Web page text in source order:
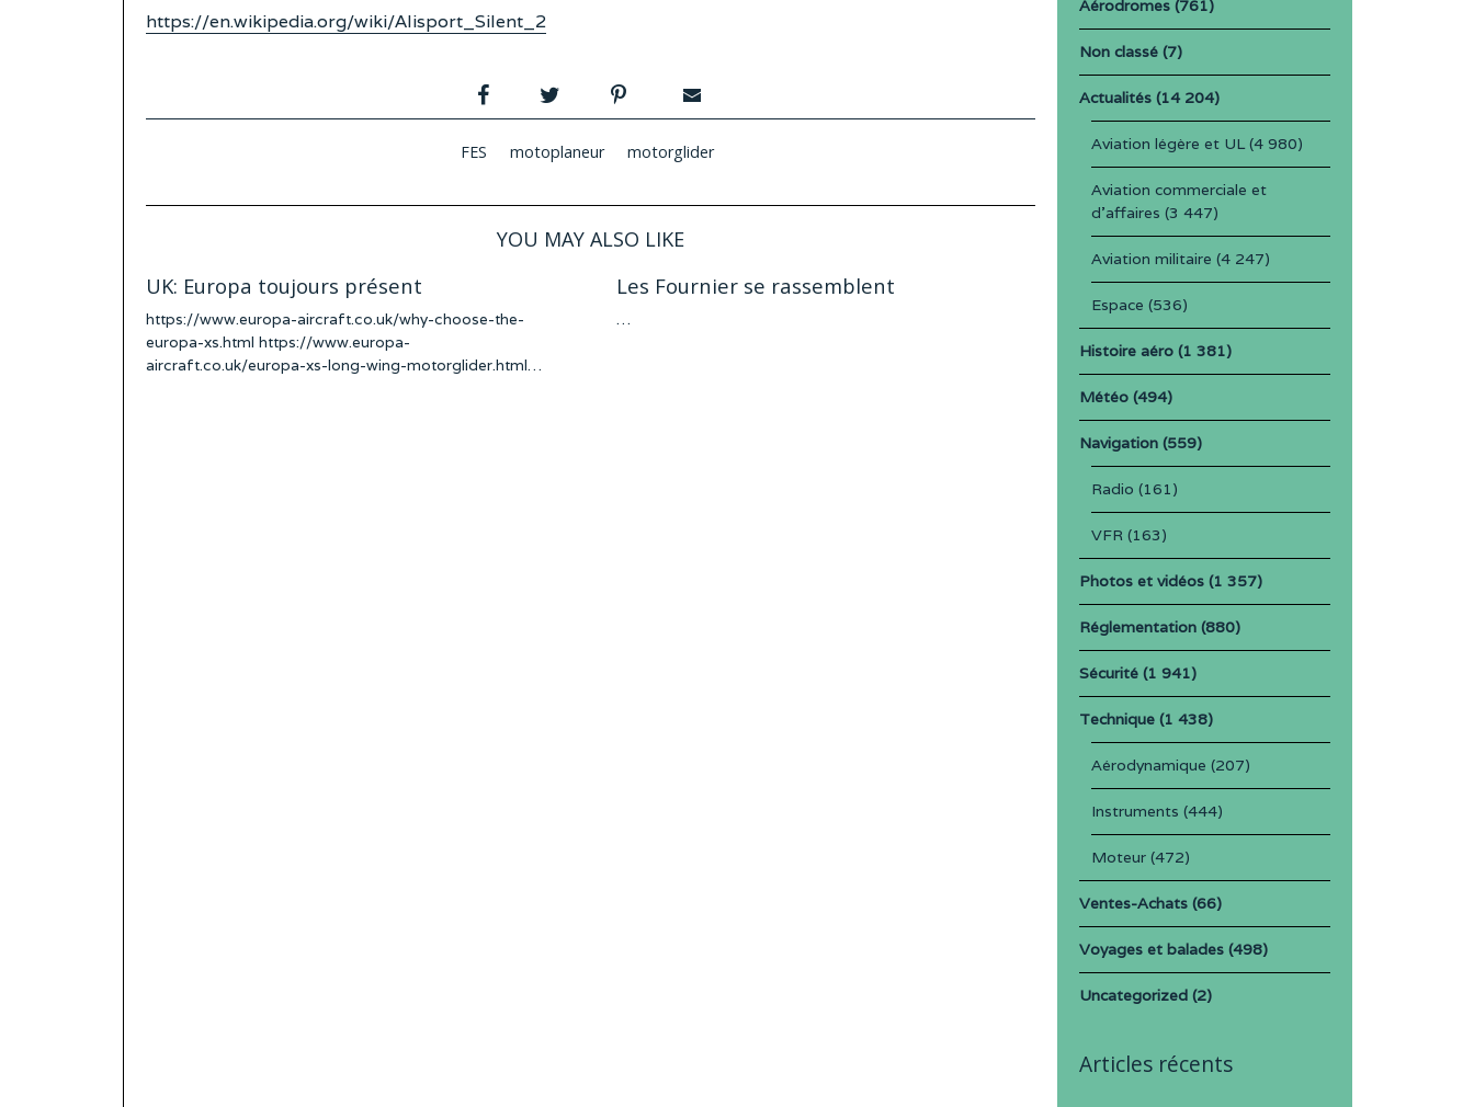
https://en.wikipedia.org/wiki/Alisport_Silent_2
FES motoplaneur motorglider
YOU MAY ALSO LIKE
UK: Europa toujours présent
https://www.europa-aircraft.co.uk/why-choose-the-
europa-xs.html https://www.europa-
aircraft.co.uk/europa-xs-long-wing-motorglider.html…
Les Fournier se rassemblent
…
Aérodromes(761)
Non classé(7)
Actualités(14 204)
Aviation légère et UL(4 980)
Aviation commerciale et
d'affaires (3 447)
Aviation militaire (4 247)
Espace (536)
Histoire aéro(1 381)
Météo(494)
Navigation(559)
Radio (161)
VFR (163)
Photos et vidéos(1 357)
Réglementation(880)
Sécurité(1 941)
Technique(1 438)
Aérodynamique (207)
Instruments (444)
Moteur(472)
Ventes-Achats(66)
Voyages et balades(498)
Uncategorized(2)
Articles récents